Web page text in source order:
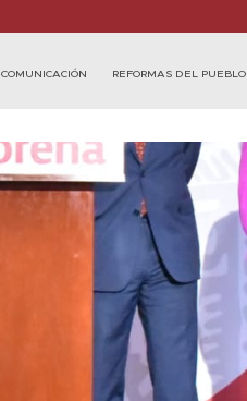
COMUNICACIÓN REFORMAS DEL PUEBLO